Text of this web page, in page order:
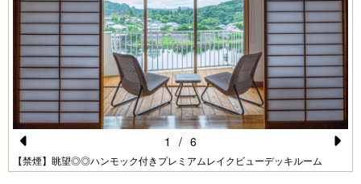
Pr
【禁煙】眺望◎◎ハンモック付きプレミアムレイクビューデッキルーム
1 / 6